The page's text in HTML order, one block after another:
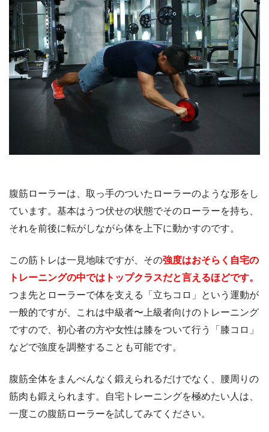
腹筋ローラーは、取っ手のついたローラーのような形をし
ています。基本はうつ伏せの状態でそのローラーを持ち、
それを前後に転がしながら体を上下に動かすのです。
この筋トレは一見地味ですが、その強度はおそらく自宅の
トレーニングの中ではトップクラスだと言えるほどです。
つま先とローラーで体を支える「立ちコロ」という運動が
一般的ですが、これは中級者〜上級者向けのトレーニング
ですので、初心者の方や女性は膝をついて行う「膝コロ」
などで強度を調整することも可能です。
腹筋全体をまんべんなく鍛えられるだけでなく、腰周りの
筋肉も鍛えられます。自宅トレーニングを極めたい人は、
一度この腹筋ローラーを試してみてください。